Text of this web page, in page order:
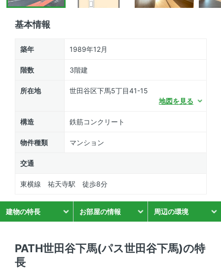
基本情報
築年 1989年12月
階数 3階建
所在地
世田谷区下馬5丁目41-15
地図を見る
構造 鉄筋コンクリート
物件種類 マンション
交通
東横線 祐天寺駅 徒歩8分
建物の特長 お部屋の情報 周辺の環境
PATH世田谷下馬(パス世田谷下馬)の特
長